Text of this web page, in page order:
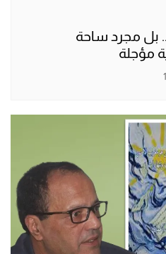
بل مجرد ساحة
مؤجلة